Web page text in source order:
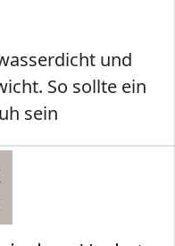
und
So sollte ein
sein